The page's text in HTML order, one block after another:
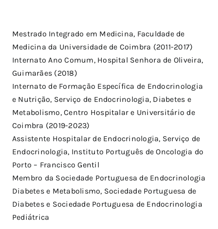
Mestrado Integrado em Medicina, Faculdade de
Medicina da Universidade de Coimbra (2011-2017)
Internato Ano Comum, Hospital Senhora de Oliveira,
Guimarães (2018)
Internato de Formação Específica de Endocrinologia
e Nutrição, Serviço de Endocrinologia, Diabetes e
Metabolismo, Centro Hospitalar e Universitário de
Coimbra (2019-2023)
Assistente Hospitalar de Endocrinologia, Serviço de
Endocrinologia, Instituto Português de Oncologia do
Porto – Francisco Gentil
Membro da Sociedade Portuguesa de Endocrinologia
Diabetes e Metabolismo, Sociedade Portuguesa de
Diabetes e Sociedade Portuguesa de Endocrinologia
Pediátrica